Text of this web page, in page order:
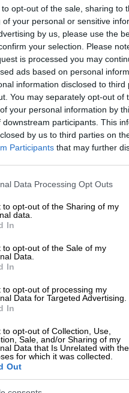
to opt-out of the sale, sharing to
of your personal or sensitive
by us, please use the
your selection. Please
is processed you may
ads based on personal
information disclosed to third
You may separately opt-out of
your personal information by
downstream participants. This
by us to third parties on
Participants that may further
that this website/app uses one
to your visit or usage behaviour.
consent to Google and its
for below specified purposes
Data Processing Opt Outs
to opt-out of the Sharing of my
data.
In
to opt-out of the Sale of my
Data.
In
to opt-out of processing my
Data for Targeted Advertising.
In
to opt-out of Collection, Use,
Sale, and/or Sharing of my
Data that Is Unrelated with the
for which it was collected.
Out
έναν μήνα,
προσφορές,
καθώς και δώρα σε
και χρυσό.
τις 26 Δεκεμβρίου
2019, και τότε η
αγγίζει το ζενίθ
).